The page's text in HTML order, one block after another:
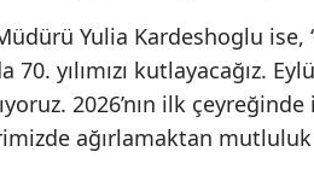
Yulia Kardeshoglu ise,
yılımızı kutlayacağız.
2026’nın ilk
ağırlamaktan mutluluk